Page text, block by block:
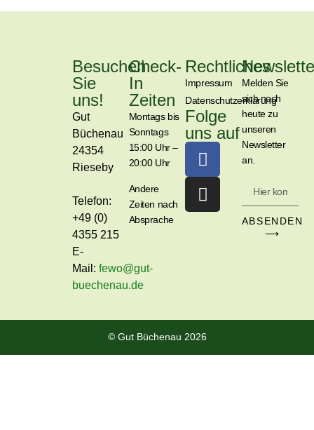
Besuchen
Sie
uns!
Gut
Büchenau
24354
Rieseby
Telefon:
+49 (0)
4355 215
E-
Mail:fewo@gut-
buechenau.de
Check-
In
Zeiten
Montags bis
Sonntags
15:00 Uhr –
20:00 Uhr
Andere
Zeiten nach
Absprache
Rechtliches
Impressum
Datenschutzerklärung
Folge
uns auf
Melden Sie
sich noch
heute zu
unseren
Newsletter
an.
ABSENDEN
⟶
© Gut Büchenau 2026